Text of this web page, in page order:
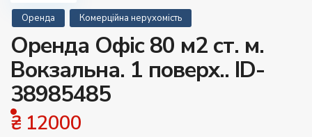
Оренда Комерційна нерухомість
Оренда Офіс 80 м2 ст. м.
Вокзальна. 1 поверх.. ID-
38985485
₴ 12000